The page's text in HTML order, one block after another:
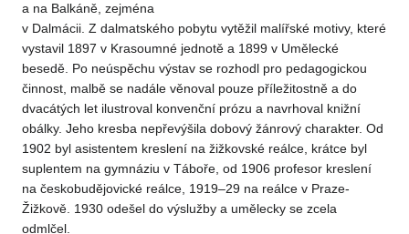
a na Balkáně, zejména
v Dalmácii. Z dalmatského pobytu vytěžil malířské motivy, které
vystavil 1897 v Krasoumné jednotě a 1899 v Umělecké
besedě. Po neúspěchu výstav se rozhodl pro pedagogickou
činnost, malbě se nadále věnoval pouze příležitostně a do
dvacátých let ilustroval konvenční prózu a navrhoval knižní
obálky. Jeho kresba nepřevýšila dobový žánrový charakter. Od
1902 byl asistentem kreslení na žižkovské reálce, krátce byl
suplentem na gymnáziu v Táboře, od 1906 profesor kreslení
na českobudějovické reálce, 1919–29 na reálce v Praze-
Žižkově. 1930 odešel do výslužby a umělecky se zcela
odmlčel.